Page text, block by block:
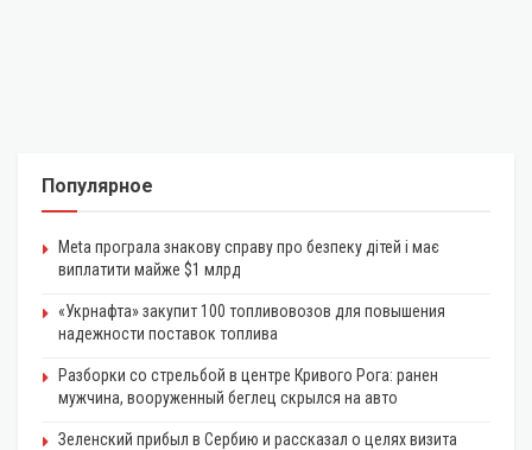
Популярное
Meta програла знакову справу про безпеку дітей і має
виплатити майже $1 млрд
«Укрнафта» закупит 100 топливовозов для повышения
надежности поставок топлива
Разборки со стрельбой в центре Кривого Рога: ранен
мужчина, вооруженный беглец скрылся на авто
Зеленский прибыл в Сербию и рассказал о целях визита